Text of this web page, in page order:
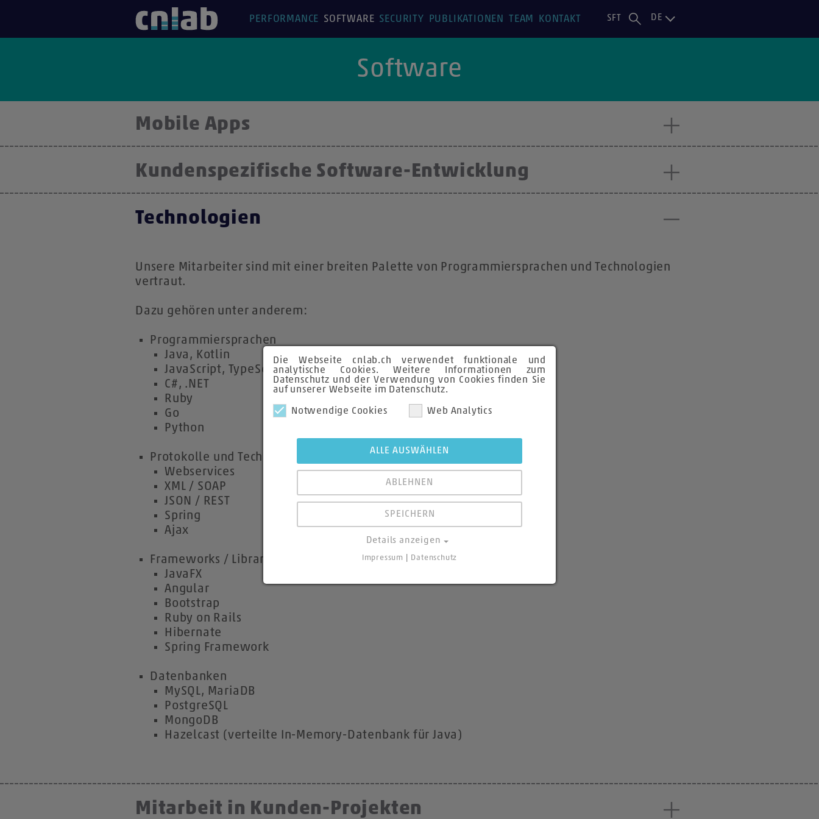
PERFORMANCE SOFTWARE SECURITY PUBLIKATIONEN TEAM KONTAKT SFT DE
Software
Mobile Apps
Kundenspezifische Software-Entwicklung
Technologien
Unsere Mitarbeiter sind mit einer breiten Palette von Programmiersprachen und Technologien
vertraut.
Dazu gehören unter anderem:
Programmiersprachen
Java, Kotlin
JavaScript, TypeScript
C#, .NET
Ruby
Go
Python
Protokolle und Technologien
Webservices
XML / SOAP
JSON / REST
Spring
Ajax
Frameworks / Libraries
JavaFX
Angular
Bootstrap
Ruby on Rails
Hibernate
Spring Framework
Datenbanken
MySQL, MariaDB
PostgreSQL
MongoDB
Hazelcast (verteilte In-Memory-Datenbank für Java)
Mitarbeit in Kunden-Projekten
Die Webseite cnlab.ch verwendet funktionale und
analytische Cookies. Weitere Informationen zum
Datenschutz und der Verwendung von Cookies finden Sie
auf unserer Webseite im Datenschutz.
Notwendige Cookies Web Analytics
ALLE AUSWÄHLEN
ABLEHNEN
SPEICHERN
Details anzeigen
Impressum Datenschutz